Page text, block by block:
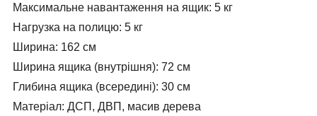
Максимальне навантаження на ящик: 5 кг
Нагрузка на полицю: 5 кг
Ширина: 162 см
Ширина ящика (внутрішня): 72 см
Глибина ящика (всередині): 30 см
Матеріал: ДСП, ДВП, масив дерева